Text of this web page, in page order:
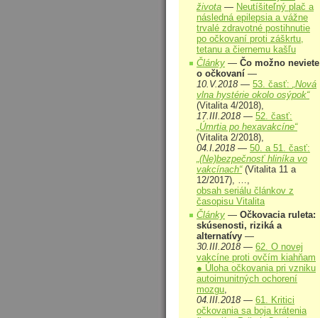
života — Neutíšiteľný plač a
následná epilepsia a vážne
trvalé zdravotné postihnutie
po očkovaní proti záškrtu,
tetanu a čiernemu kašľu
Články — Čo možno neviete
o očkovaní —
10.V.2018 — 53. časť: „Nová
vlna hystérie okolo osýpok“
(Vitalita 4/2018),
17.III.2018 — 52. časť:
„Úmrtia po hexavakcíne“
(Vitalita 2/2018),
04.I.2018 — 50. a 51. časť:
„(Ne)bezpečnosť hliníka vo
vakcínach“(Vitalita 11 a
12/2017), …,
obsah seriálu článkov z
časopisu Vitalita
Články — Očkovacia ruleta:
skúsenosti, riziká a
alternatívy —
30.III.2018 — 62. O novej
vakcíne proti ovčím kiahňam
● Úloha očkovania pri vzniku
autoimunitných ochorení
mozgu,
04.III.2018 — 61. Kritici
očkovania sa boja krátenia